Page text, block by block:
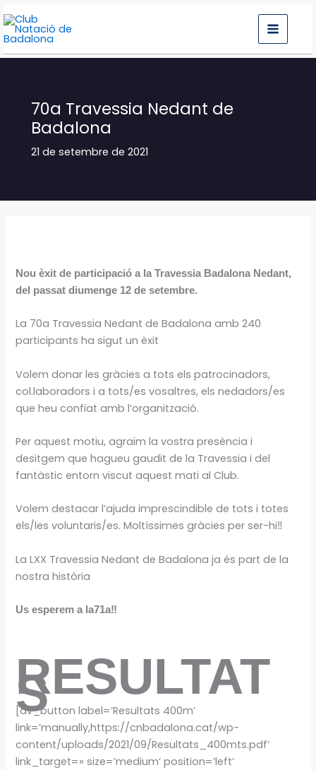
al
contingut
70a Travessia Nedant de
Badalona
21 de setembre de 2021
Nou èxit de participació a la Travessia Badalona Nedant,
del passat diumenge 12 de setembre.
La 70a Travessia Nedant de Badalona amb 240
participants ha sigut un èxit
Volem donar les gràcies a tots els patrocinadors,
col.laboradors i a tots/es vosaltres, els nedadors/es
que heu confiat amb l’organització.
Per aquest motiu, agraïm la vostra presència i
desitgem que hagueu gaudit de la Travessia i del
fantàstic entorn viscut aquest mati al Club.
Volem destacar l’ajuda imprescindible de tots i totes
els/les voluntaris/es. Moltíssimes gràcies per ser-hi‼️
La LXX Travessia Nedant de Badalona ja és part de la
nostra història
Us esperem a la71a‼️
RESULTAT
S
[av_button label=’Resultats 400m’
link=’manually,https://cnbadalona.cat/wp-
content/uploads/2021/09/Resultats_400mts.pdf’
link_target=» size=’medium’ position=’left’